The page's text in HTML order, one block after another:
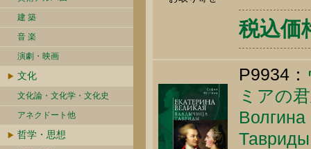
建 築
音 楽
演劇・映画
文化
文化論・文化学・文化史
アネクドート他
哲学・思想
税込価
P9934：
ミアの